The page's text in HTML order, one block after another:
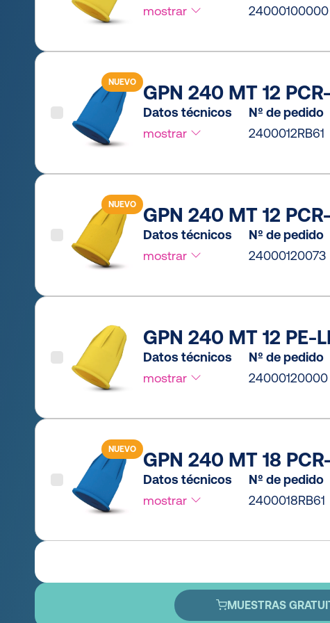
mostrar
24000100000
NUEVO GPN 240 MT 12
Datos técnicos
mostrar
Nº de pedido
2400012RB61
NUEVO GPN 240 MT 12
Datos técnicos
mostrar
Nº de pedido
24000120073
GPN 240 MT 12 PE-
Datos técnicos
mostrar
Nº de pedido
24000120000
NUEVO GPN 240 MT 18
Datos técnicos
mostrar
Nº de pedido
2400018RB61
MUESTRAS